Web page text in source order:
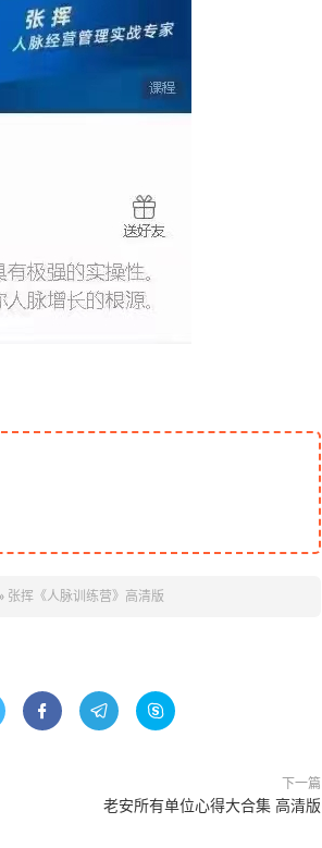
» 张挥《人脉训练营》高清版
  
下一篇
老安所有单位心得大合集 高清版